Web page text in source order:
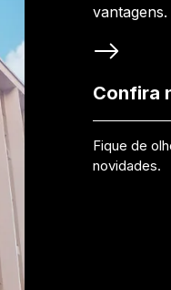
vantagens.
Confira
Fique de
novidades.